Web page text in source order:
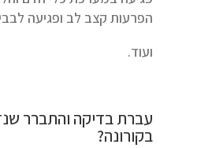
הפרעות קצב לב ופגיעה
ועוד.
עברת בדיקה והתברר
בקורונה?